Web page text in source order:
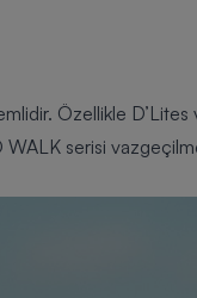
Özellikle D’Lites
WALK serisi